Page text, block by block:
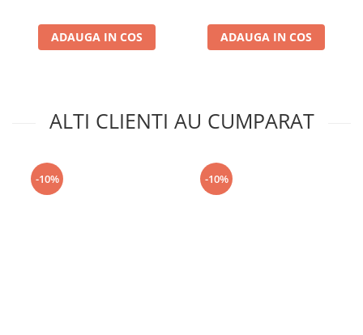
ADAUGA IN COS ADAUGA IN COS
ALTI CLIENTI AU CUMPARAT
-10% -10%